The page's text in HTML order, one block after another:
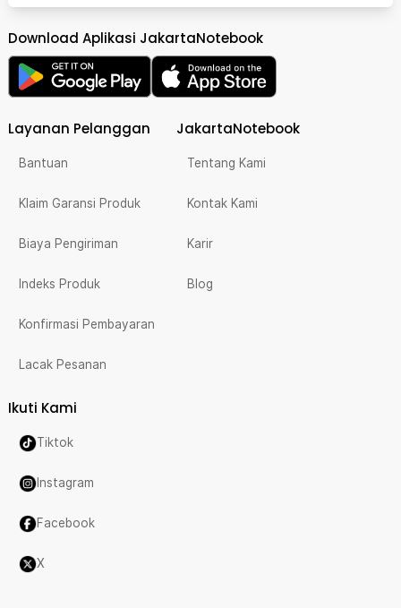
Download Aplikasi JakartaNotebook
Layanan Pelanggan
Bantuan
Klaim Garansi Produk
Biaya Pengiriman
Indeks Produk
Konfirmasi Pembayaran
Lacak Pesanan
JakartaNotebook
Tentang Kami
Kontak Kami
Karir
Blog
Ikuti Kami
Tiktok
Instagram
Facebook
X